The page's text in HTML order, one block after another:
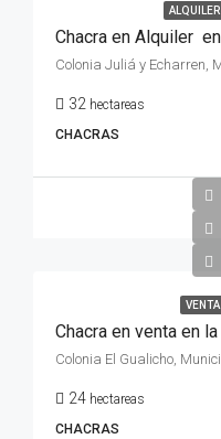
ALQUILER
32 hectareas
CHACRAS
VENTA
24 hectareas
CHACRAS